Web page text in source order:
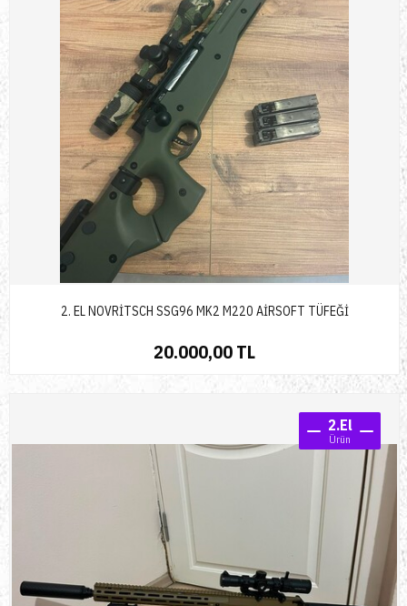
2. EL NOVRİTSCH SSG96 MK2 M220 AİRSOFT TÜFEĞİ
20.000,00 TL
2.El
Ürün